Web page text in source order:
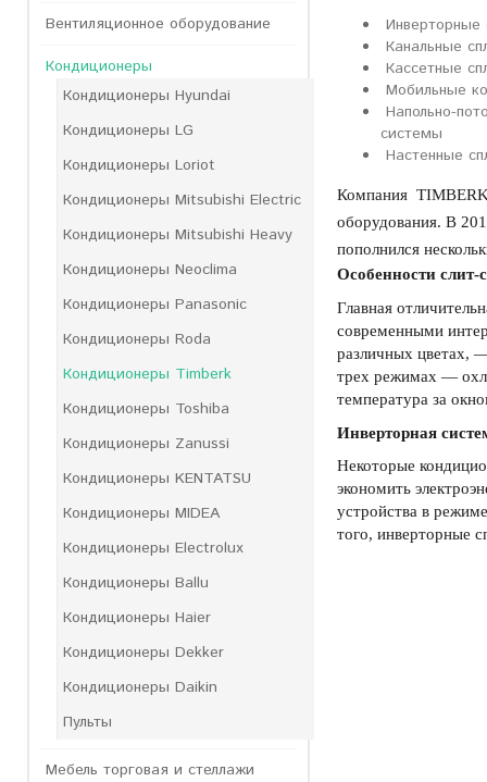
Вентиляционное оборудование
Кондиционеры
Кондиционеры Hyundai
Кондиционеры LG
Кондиционеры Loriot
Кондиционеры Mitsubishi Electric
Кондиционеры Mitsubishi Heavy
Кондиционеры Neoclima
Кондиционеры Panasonic
Кондиционеры Roda
Кондиционеры Timberk
Кондиционеры Toshiba
Кондиционеры Zanussi
Кондиционеры KENTATSU
Кондиционеры MIDEA
Кондиционеры Electrolux
Кондиционеры Ballu
Кондиционеры Haier
Кондиционеры Dekker
Кондиционеры Daikin
Пульты
Мебель торговая и стеллажи
Инверторные
Канальные
Кассетные
Мобильные
Напольно-
системы
Настенные
Компания
оборудования. В
пополнился
Особенности
Главная
современными
различных цветах,
трех режимах —
температура за
Инверторная
Некоторые
экономить
устройства в
того, инверторные